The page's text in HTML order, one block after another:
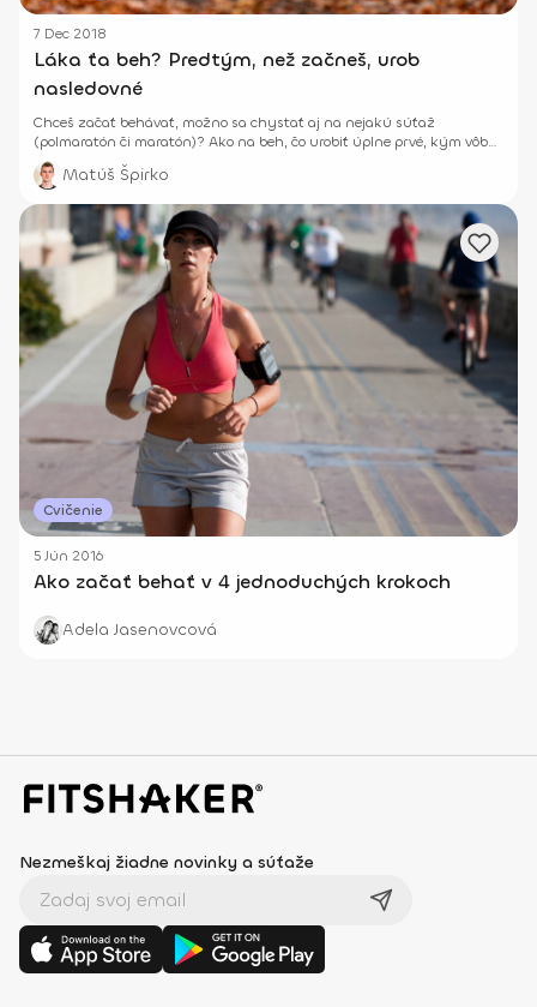
7 Dec 2018
Láka ťa beh? Predtým, než začneš, urob
nasledovné
Chceš začať behávať, možno sa chystať aj na nejakú súťaž
(polmaratón či maratón)? Ako na beh, čo urobiť úplne prvé, kým vôbec
začneš?
Matúš Špirko
Cvičenie
5 Jún 2016
Ako začať behať v 4 jednoduchých krokoch
Adela Jasenovcová
Nezmeškaj žiadne novinky a súťaže